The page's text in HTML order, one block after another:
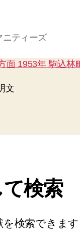
ニティーズ
面 1953年 駒込
文
検索
検索できます